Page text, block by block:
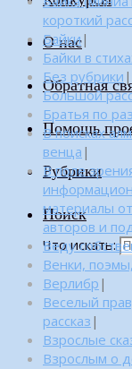
О нас
Обратная
Помощь
Рубрики
Поиск
Что искать:
короткий
Байки|
Байки в
Без рубрики |
Большой
Братья по
В поисках
венца |
В поле
материалы
авторов и
Веду
Венки,
Верлибр |
Веселый
рассказ |
Взрослые
Взрослым о